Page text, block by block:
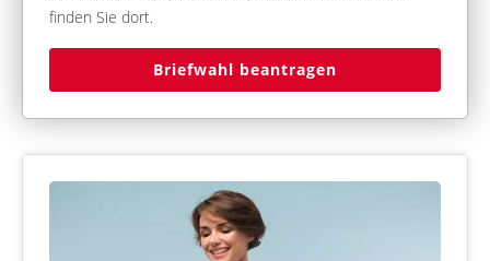
finden Sie dort.
Briefwahl beantragen